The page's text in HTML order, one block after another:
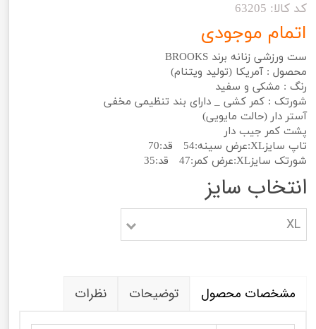
کد کالا: 63205
اتمام موجودی
ست ورزشی زنانه برند BROOKS
محصول : آمریکا (تولید ویتنام)
رنگ : مشکی و سفید
شورتک : کمر کشی _ دارای بند تنظیمی مخفی
آستر دار (حالت مایویی)
پشت کمر جیب دار
تاپ سایزXL:عرض سینه:54 قد:70
شورتک سایزXL:عرض کمر:47 قد:35
انتخاب سایز
XL
مشخصات محصول توضیحات نظرات